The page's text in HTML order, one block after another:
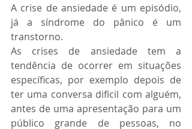
A crise de ansiedade é um episódio,
já a síndrome do pânico é um
transtorno.
As crises de ansiedade tem a
tendência de ocorrer em situações
específicas, por exemplo depois de
ter uma conversa difícil com alguém,
antes de uma apresentação para um
público grande de pessoas, no